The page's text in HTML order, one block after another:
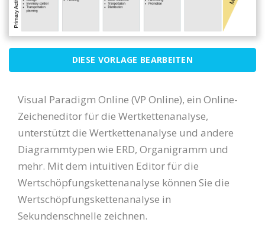
DIESE VORLAGE BEARBEITEN
Visual Paradigm Online (VP Online), ein Online-
Zeicheneditor für die Wertkettenanalyse,
unterstützt die Wertkettenanalyse und andere
Diagrammtypen wie ERD, Organigramm und
mehr. Mit dem intuitiven Editor für die
Wertschöpfungskettenanalyse können Sie die
Wertschöpfungskettenanalyse in
Sekundenschnelle zeichnen.